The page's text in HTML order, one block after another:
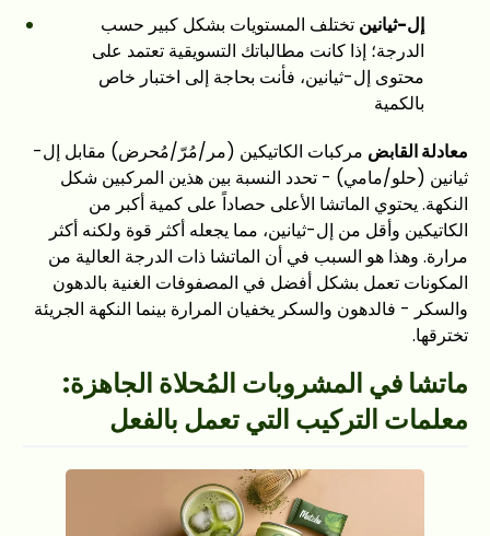
إل-ثيانين تختلف المستويات بشكل كبير حسب
الدرجة؛ إذا كانت مطالباتك التسويقية تعتمد على
محتوى إل-ثيانين، فأنت بحاجة إلى اختبار خاص
بالكمية
معادلة القابض مركبات الكاتيكين (مر/مُرّ/مُحرض) مقابل إل-
ثيانين (حلو/مامي) - تحدد النسبة بين هذين المركبين شكل
النكهة. يحتوي الماتشا الأعلى حصاداً على كمية أكبر من
الكاتيكين وأقل من إل-ثيانين، مما يجعله أكثر قوة ولكنه أكثر
مرارة. وهذا هو السبب في أن الماتشا ذات الدرجة العالية من
المكونات تعمل بشكل أفضل في المصفوفات الغنية بالدهون
والسكر - فالدهون والسكر يخفيان المرارة بينما النكهة الجريئة
تخترقها.
ماتشا في المشروبات المُحلاة الجاهزة:
معلمات التركيب التي تعمل بالفعل